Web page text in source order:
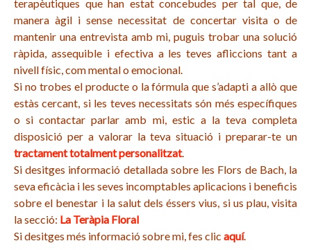
terapèutiques que han estat concebudes per tal que, de
manera àgil i sense necessitat de concertar visita o de
mantenir una entrevista amb mi, puguis trobar una solució
ràpida, assequible i efectiva a les teves afliccions tant a
nivell físic, com mental o emocional.
Si no trobes el producte o la fórmula que s’adapti a allò que
estàs cercant, si les teves necessitats són més específiques
o si contactar parlar amb mi, estic a la teva completa
disposició per a valorar la teva situació i preparar-te un
tractament totalment personalitzat.
Si desitges informació detallada sobre les Flors de Bach, la
seva eficàcia i les seves incomptables aplicacions i beneficis
sobre el benestar i la salut dels éssers vius, si us plau, visita
la secció: La Teràpia Floral
Si desitges més informació sobre mi, fes clic aquí.